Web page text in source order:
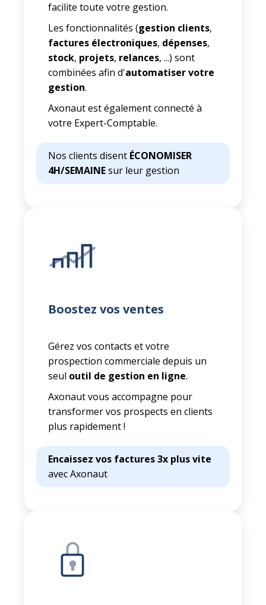
facilite toute votre gestion.
Les fonctionnalités (gestion clients,
factures électroniques, dépenses,
stock, projets, relances, ...) sont
combinées afin d'automatiser votre
gestion.
Axonaut est également connecté à
votre Expert-Comptable.
Nos clients disent ÉCONOMISER
4H/SEMAINEsur leur gestion
Boostez vos ventes
Gérez vos contacts et votre
prospection commerciale depuis un
seul outil de gestion en ligne.
Axonaut vous accompagne pour
transformer vos prospects en clients
plus rapidement !
Encaissez vos factures 3x plus vite
avec Axonaut